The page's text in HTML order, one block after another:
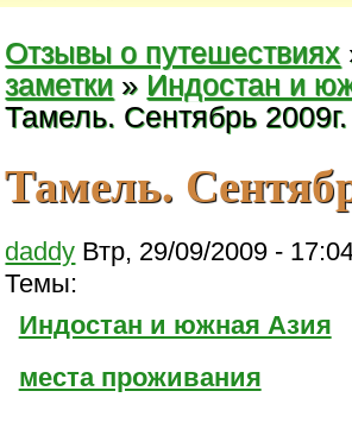
Отзывы о путешествиях
заметки » Индостан и
Тамель. Сентябрь 2009г.
Тамель.
daddy Втр, 29/09/2009 -
Темы:
Индостан и южная Азия
места проживания